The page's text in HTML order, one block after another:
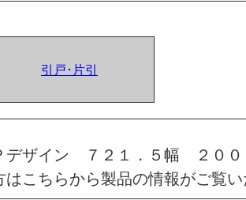
引戸･片引
ザイン ７２１．５幅 ２０
こちらから製品の情報がご覧い